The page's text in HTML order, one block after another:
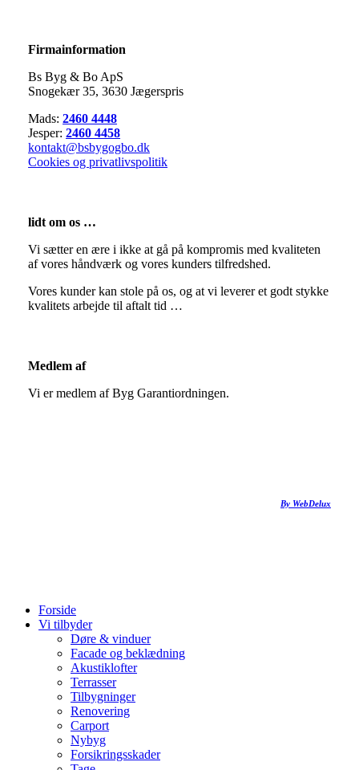
​Firmainformation
Bs Byg & Bo ApS​
Snogekær 35, 3630 Jægerspris
​Mads: 2460 4448
Jesper:2460 4458
kontakt@bsbygogbo.dk
Cookies og privatlivspolitik
lidt om os …
Vi sætter en ære i ikke at gå på kompromis med kvaliteten
af vores håndværk og vores kunders tilfredshed.
​Vores kunder kan stole på os, og at vi leverer et godt stykke
kvalitets arbejde til aftalt tid …
Medlem af
​Vi er medlem af Byg Garantiordningen.
By WebDelux
Close
Menu
Forside
Vi tilbyder
Døre & vinduer
Facade og beklædning
Akustiklofter
Terrasser
Tilbygninger
Renovering
Carport
Nybyg
Forsikringsskader